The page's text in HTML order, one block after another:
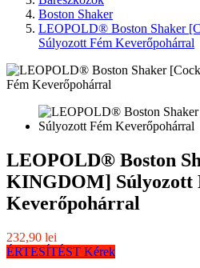
Boston Shaker
LEOPOLD® Boston Shaker
Súlyozott Fém Keverőpohárral
LEOPOLD® Boston
KINGDOM] Súlyozott
Keverőpohárral
232,90 lei
ÉRTESÍTÉST Kérek